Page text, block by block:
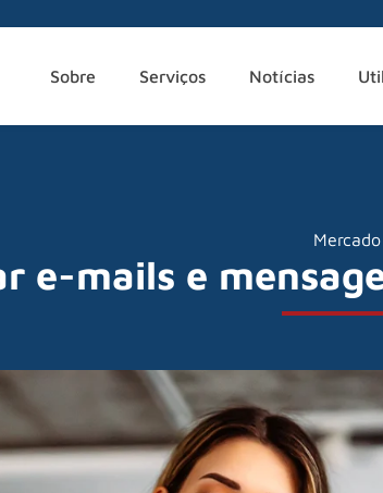
Sobre Serviços Notícias
e-mails e